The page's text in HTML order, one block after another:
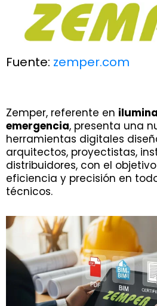
Fuente: zemper.com
Zemper, referente en
emergencia, presenta una
herramientas digitales
arquitectos, proyectistas,
distribuidores, con el
eficiencia y precisión en
técnicos.